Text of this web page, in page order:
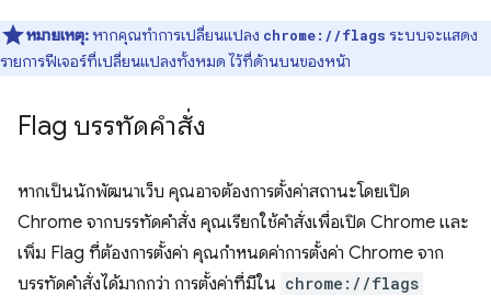
หมายเหตุ: หากคุณทำการเปลี่ยนแปลง chrome://flags ระบบจะแสดง
รายการฟีเจอร์ที่เปลี่ยนแปลงทั้งหมด ไว้ที่ด้านบนของหน้า
Flag บรรทัดคำสั่ง
หากเป็นนักพัฒนาเว็บ คุณอาจต้องการตั้งค่าสถานะโดยเปิด
Chrome จากบรรทัดคำสั่ง คุณเรียกใช้คำสั่งเพื่อเปิด Chrome และ
เพิ่ม Flag ที่ต้องการตั้งค่า คุณกำหนดค่าการตั้งค่า Chrome จาก
บรรทัดคำสั่งได้มากกว่า การตั้งค่าที่มีใน chrome://flags